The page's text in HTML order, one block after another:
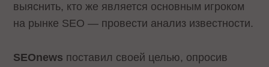
выяснить, кто же является основным игроком
на рынке SEO — провести анализ известности.
SEOnews поставил своей целью, опросив